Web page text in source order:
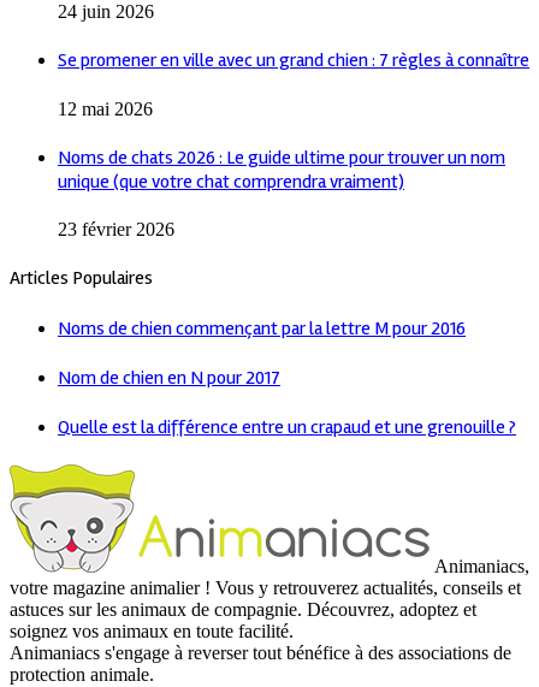
24 juin 2026
Se promener en ville avec un grand chien : 7 règles à connaître
12 mai 2026
Noms de chats 2026 : Le guide ultime pour trouver un nom
unique (que votre chat comprendra vraiment)
23 février 2026
Articles Populaires
Noms de chien commençant par la lettre M pour 2016
Nom de chien en N pour 2017
Quelle est la différence entre un crapaud et une grenouille ?
Animaniacs,
votre magazine animalier ! Vous y retrouverez actualités, conseils et
astuces sur les animaux de compagnie. Découvrez, adoptez et
soignez vos animaux en toute facilité.
Animaniacs s'engage à reverser tout bénéfice à des associations de
protection animale.